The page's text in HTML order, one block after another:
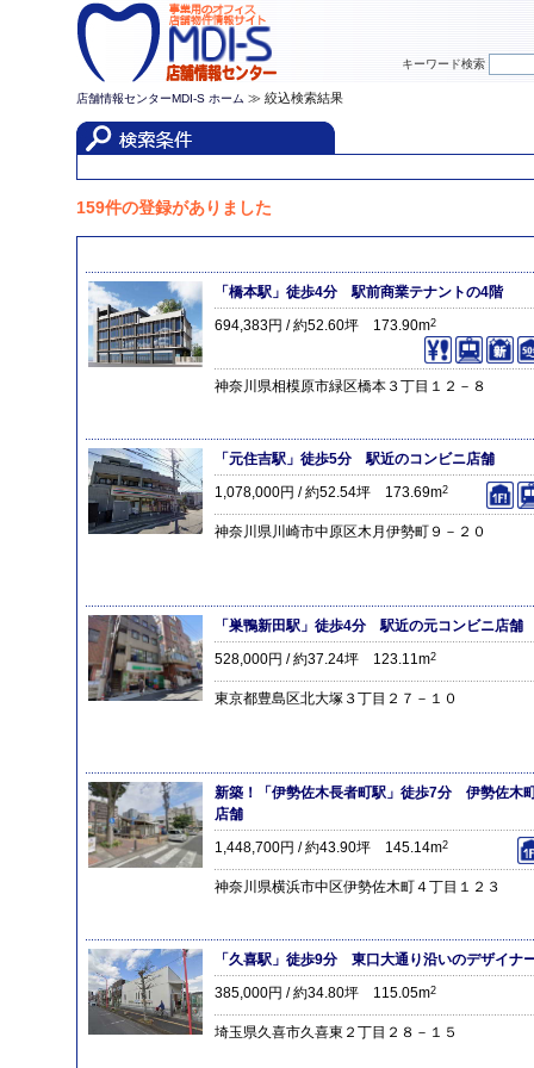
キーワード検索
店舗情報センターMDI-S ホーム ≫ 絞込検索結果
159件の登録がありました
「橋本駅」徒歩4分 駅前商業テナントの4階
694,383円 / 約52.60坪 173.90m2
神奈川県相模原市緑区橋本３丁目１２－８
「元住吉駅」徒歩5分 駅近のコンビニ店舗
1,078,000円 / 約52.54坪 173.69m2
神奈川県川崎市中原区木月伊勢町９－２０
「巣鴨新田駅」徒歩4分 駅近の元コンビニ店舗
528,000円 / 約37.24坪 123.11m2
東京都豊島区北大塚３丁目２７－１０
新築！「伊勢佐⽊⻑者町駅」徒歩7分 伊勢佐⽊
店舗
1,448,700円 / 約43.90坪 145.14m2
神奈川県横浜市中区伊勢佐木町４丁目１２３
「久喜駅」徒歩9分 東口大通り沿いのデザイナ
385,000円 / 約34.80坪 115.05m2
埼玉県久喜市久喜東２丁目２８－１５